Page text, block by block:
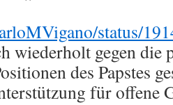
status/
wiederholt gegen die
des Papstes
für offene